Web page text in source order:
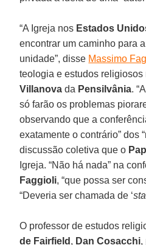
“A Igreja nos Estados
encontrar um caminho para
unidade”, disse Massimo
teologia e estudos religiosos
Villanova da Pensilvânia.
só farão os problemas
observando que a
exatamente o contrário” dos
discussão coletiva que o
Igreja. “Não há nada” na
Faggioli, “que possa ser
“Deveria ser chamada de ‘
O professor de estudos
de Fairfield , Dan Cosacchi,